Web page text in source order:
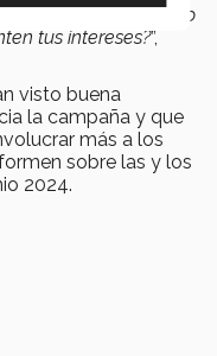
te representa, ¿cómo
tus intereses?”,
visto buena
la campaña y que
más a los
sobre las y los
2024.